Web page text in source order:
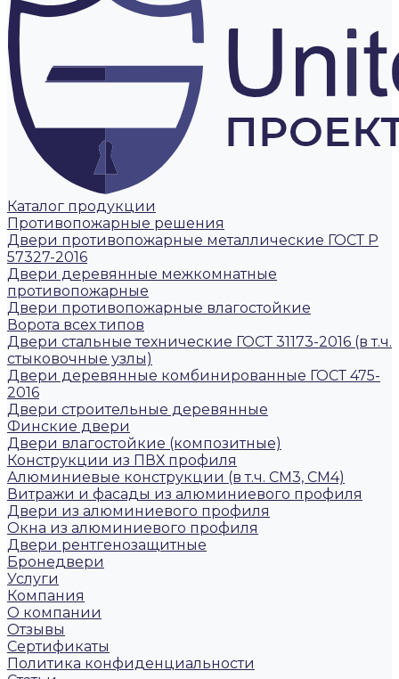
Каталог продукции
Противопожарные решения
Двери противопожарные металлические ГОСТ Р
57327-2016
Двери деревянные межкомнатные
противопожарные
Двери противопожарные влагостойкие
Ворота всех типов
Двери стальные технические ГОСТ 31173-2016 (в т.ч.
стыковочные узлы)
Двери деревянные комбинированные ГОСТ 475-
2016
Двери строительные деревянные
Финские двери
Двери влагостойкие (композитные)
Конструкции из ПВХ профиля
Алюминиевые конструкции (в т.ч. СМ3, СМ4)
Витражи и фасады из алюминиевого профиля
Двери из алюминиевого профиля
Окна из алюминиевого профиля
Двери рентгенозащитные
Бронедвери
Услуги
Компания
О компании
Отзывы
Сертификаты
Политика конфиденциальности